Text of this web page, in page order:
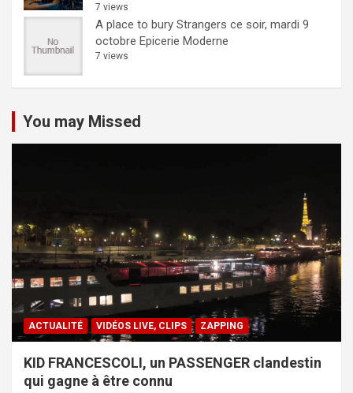
7 views
A place to bury Strangers ce soir, mardi 9
octobre Epicerie Moderne
7 views
You may Missed
ACTUALITÉ VIDÉOS LIVE, CLIPS ZAPPING
KID FRANCESCOLI, un PASSENGER clandestin
qui gagne à être connu